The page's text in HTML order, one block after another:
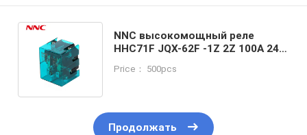
NNC высокомощный реле
HHC71F JQX-62F -1Z 2Z 100A 24v
продаваемые продукты
Price： 500pcs
Продолжать